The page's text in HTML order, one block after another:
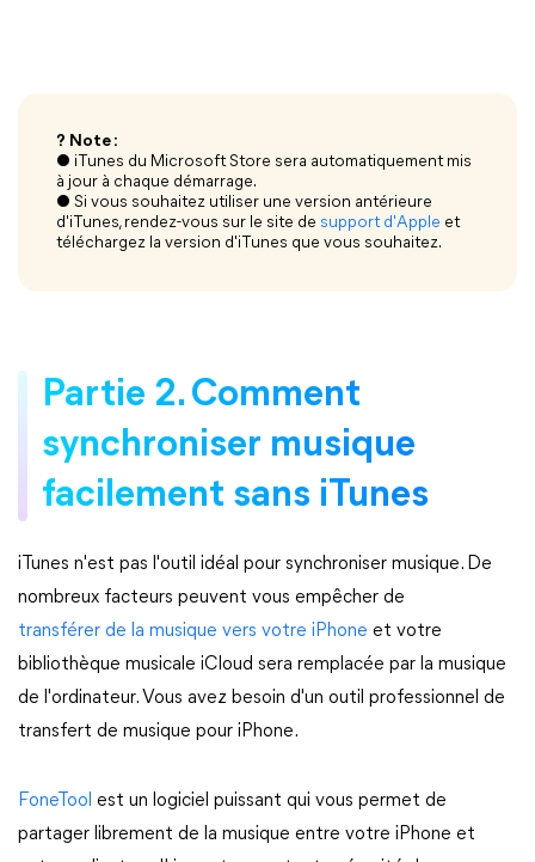
? Note :
● iTunes du Microsoft Store sera automatiquement mis
à jour à chaque démarrage.
● Si vous souhaitez utiliser une version antérieure
d'iTunes, rendez-vous sur le site de support d'Apple et
téléchargez la version d'iTunes que vous souhaitez.
Partie 2. Comment
synchroniser musique
facilement sans iTunes
iTunes n'est pas l'outil idéal pour synchroniser musique. De
nombreux facteurs peuvent vous empêcher de
transférer de la musique vers votre iPhone et votre
bibliothèque musicale iCloud sera remplacée par la musique
de l'ordinateur. Vous avez besoin d'un outil professionnel de
transfert de musique pour iPhone.
FoneTool est un logiciel puissant qui vous permet de
partager librement de la musique entre votre iPhone et